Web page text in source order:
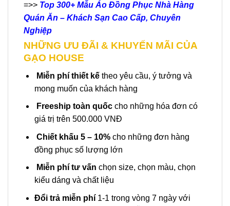
=>> Top 300+ Mẫu Áo Đồng Phục Nhà Hàng
Quán Ăn – Khách Sạn Cao Cấp, Chuyên
Nghiệp
NHỮNG ƯU ĐÃI & KHUYẾN MÃI CỦA
GẠO HOUSE
Miễn phí thiết kế theo yêu cầu, ý tưởng và
mong muốn của khách hàng
Freeship toàn quốc cho những hóa đơn có
giá trị trên 500.000 VNĐ
Chiết khấu 5 – 10%cho những đơn hàng
đồng phục số lượng lớn
Miễn phí tư vấn chọn size, chọn màu, chọn
kiểu dáng và chất liệu
Đổi trả miễn phí1-1 trong vòng 7 ngày với